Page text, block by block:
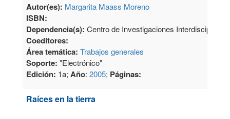
Autor(es): Margarita Maass Moreno
ISBN:
Dependencia(s):Centro de Investigaciones
Coeditores:
Área temática: Trabajos generales
Soporte: "Electrónico"
Edición: 1a; Año:2005; Páginas:
Raíces en la tierra